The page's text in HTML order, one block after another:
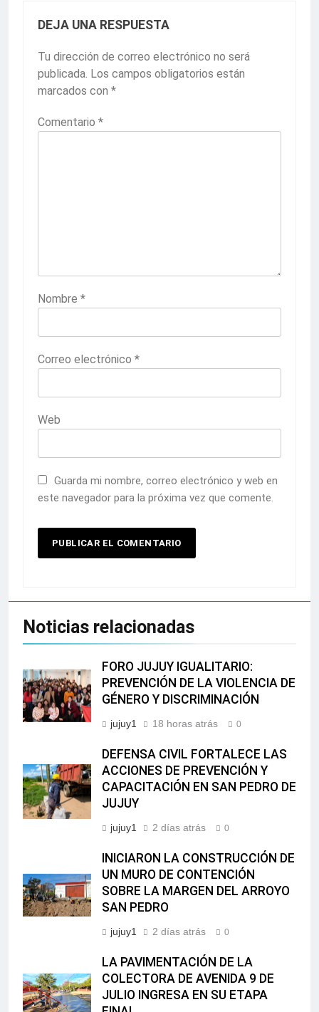
DEJA UNA RESPUESTA
Tu dirección de correo electrónico no será
publicada. Los campos obligatorios están
marcados con *
Comentario *
Nombre *
Correo electrónico *
Web
Guarda mi nombre, correo electrónico y web en
este navegador para la próxima vez que comente.
Noticias relacionadas
FORO JUJUY IGUALITARIO:
PREVENCIÓN DE LA VIOLENCIA DE
GÉNERO Y DISCRIMINACIÓN
jujuy1 18 horas atrás 0
DEFENSA CIVIL FORTALECE LAS
ACCIONES DE PREVENCIÓN Y
CAPACITACIÓN EN SAN PEDRO DE
JUJUY
jujuy1 2 días atrás 0
INICIARON LA CONSTRUCCIÓN DE
UN MURO DE CONTENCIÓN
SOBRE LA MARGEN DEL ARROYO
SAN PEDRO
jujuy1 2 días atrás 0
LA PAVIMENTACIÓN DE LA
COLECTORA DE AVENIDA 9 DE
JULIO INGRESA EN SU ETAPA